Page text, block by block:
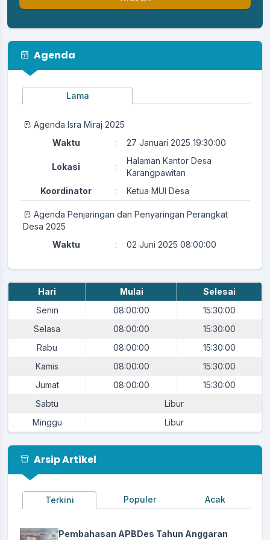
Agenda
Lama
Agenda Isra Miraj 2025
Waktu
: 27 Januari 2025 19:30:00
Lokasi :
Halaman Kantor Desa
Karangpawitan
Koordinator
: Ketua MUI Desa
Agenda Penjaringan dan Penyaringan Perangkat
Desa 2025
Waktu
:
02 Juni 2025 08:00:00
Koordinator
Tim Penjaringan dan
Penyaringan Perangkat Desa
Agenda Milangkala Desa Karangpawitan ke-47
Waktu
: 14 Juni 2025 21:00:00
Lapang Procit - Desa
Karangpawitan
Koordinator
: Ketua Karangtaruna
Agenda Tasyakuran Milad ke-47 Desa
Karangpawitan
Lokasi
Koordinator
: Ketua MUI Desa
Agenda Upacara Bendera HUT RI ke 80
Lapang Procit - Desa
Hari Mulai
Selesai
Senin
08:00:00
15:30:00
Selasa
08:00:00
15:30:00
Rabu
08:00:00
15:30:00
Kamis
08:00:00
15:30:00
Jumat
08:00:00
15:30:00
Sabtu
Libur
Minggu
Libur
Arsip Artikel
Terkini Populer Acak
Pembahasan APBDes Tahun Anggaran